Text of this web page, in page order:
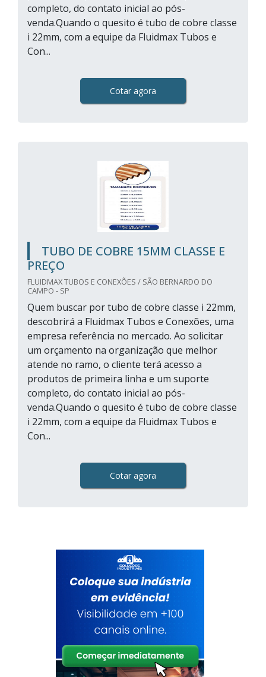
completo, do contato inicial ao pós-
venda.Quando o quesito é tubo de cobre classe
i 22mm, com a equipe da Fluidmax Tubos e
Con...
Cotar agora
TUBO DE COBRE 15MM CLASSE E
PREÇO
FLUIDMAX TUBOS E CONEXÕES / SÃO BERNARDO DO
CAMPO - SP
Quem buscar por tubo de cobre classe i 22mm,
descobrirá a Fluidmax Tubos e Conexões, uma
empresa referência no mercado. Ao solicitar
um orçamento na organização que melhor
atende no ramo, o cliente terá acesso a
produtos de primeira linha e um suporte
completo, do contato inicial ao pós-
venda.Quando o quesito é tubo de cobre classe
i 22mm, com a equipe da Fluidmax Tubos e
Con...
Cotar agora